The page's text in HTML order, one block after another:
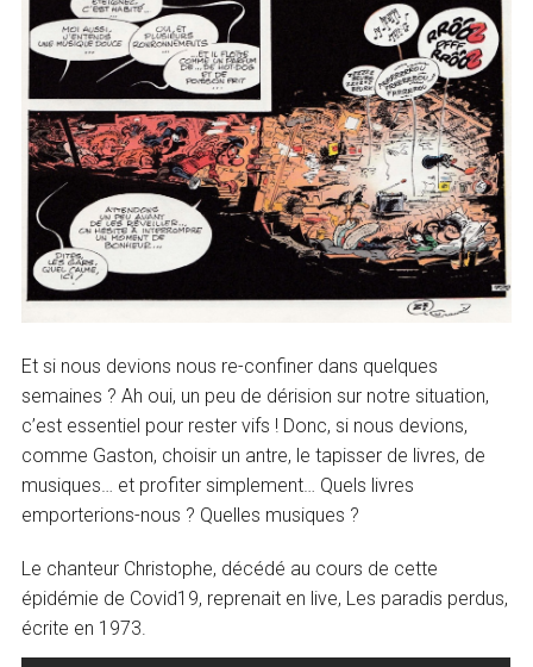
Et si nous devions nous re-confiner dans quelques
semaines ? Ah oui, un peu de dérision sur notre situation,
c’est essentiel pour rester vifs ! Donc, si nous devions,
comme Gaston, choisir un antre, le tapisser de livres, de
musiques… et profiter simplement… Quels livres
emporterions-nous ? Quelles musiques ?
Le chanteur Christophe, décédé au cours de cette
épidémie de Covid19, reprenait en live, Les paradis perdus,
écrite en 1973.